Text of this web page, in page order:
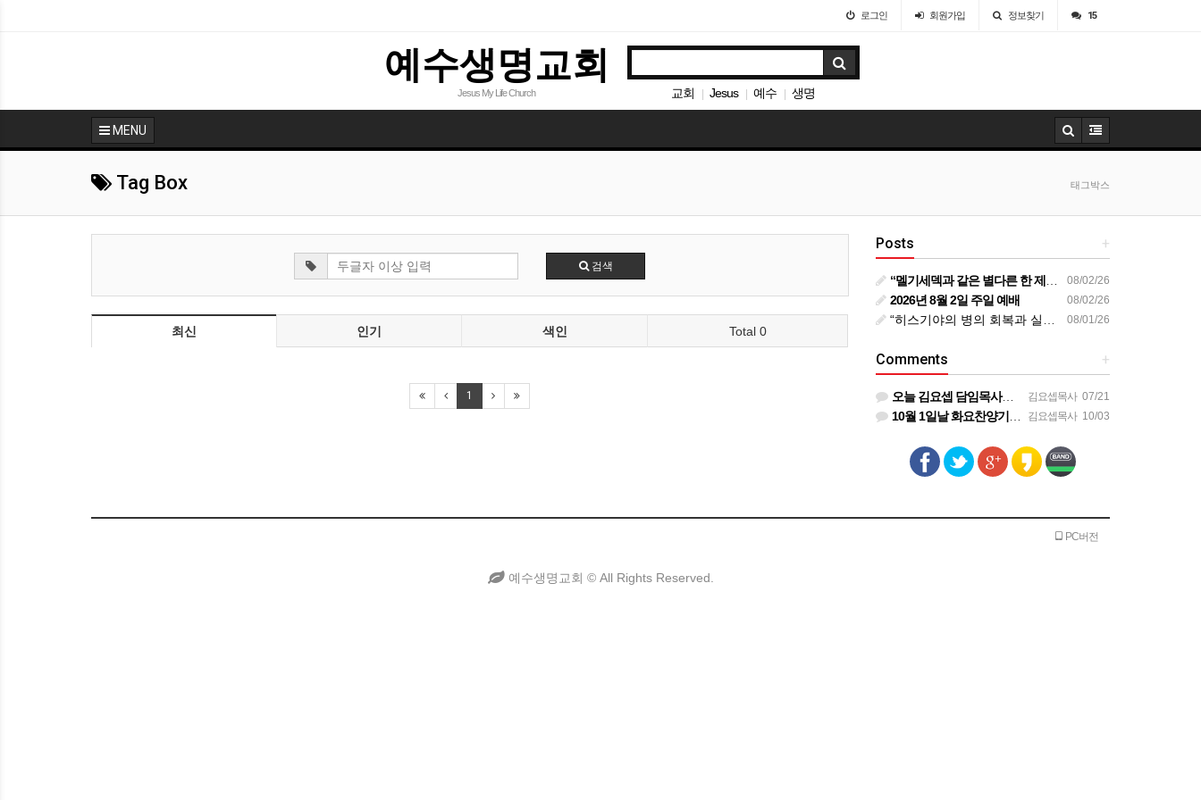
로그인 회원가입 정보찾기 15
예수생명교회
Jesus My Life Church 교회 Jesus 예수 생명
MENU
Tag Box 태그박스
검색
최신 인기 색인 Total 0
1
+
Posts
08/02/26
“멜기세덱과 같은 별다른 한 제사장” 20260802
08/02/26
2026년 8월 2일 주일 예배
08/01/26
“히스기야의 병의 회복과 실패” 20260728
+
Comments
김요셉목사 07/21
오늘 김요셉 담임목사님의 설교 동영상이 비디오 장비 문제로 영상을 올려 드리지 못해 죄송합니다 오늘 주일 설…
김요셉목사 10/03
10월 1일날 화요찬양기도회 설교 영상은 상태가 안좋아서 오디오만 올려 드립니다
PC버전
예수생명교회 © All Rights Reserved.